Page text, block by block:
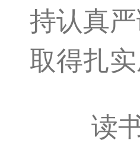
持认真
取得扎实
读书班